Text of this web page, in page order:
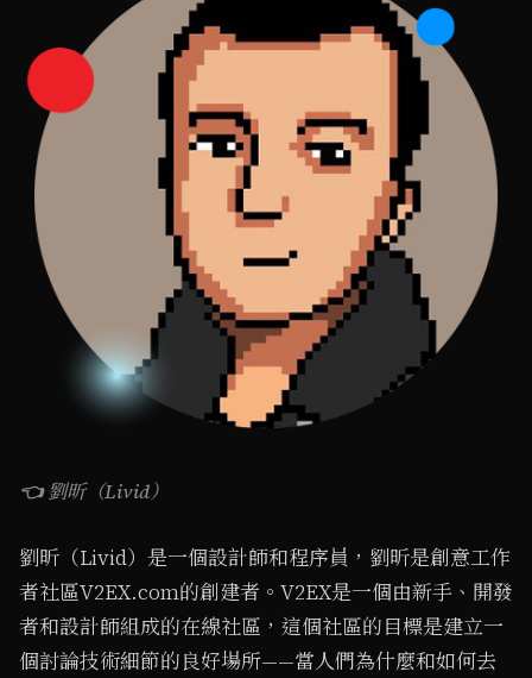
👈 劉昕（Livid）
劉昕（Livid）是一個設計師和程序員，劉昕是創意工作
者社區V2EX.com的創建者。V2EX是一個由新手、開發
者和設計師組成的在線社區，這個社區的目標是建立一
個討論技術細節的良好場所——當人們為什麼和如何去